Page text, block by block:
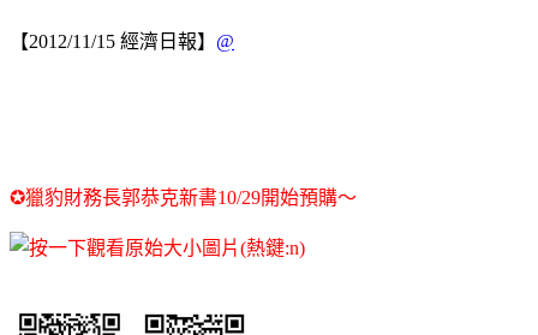
【2012/11/15 經濟日報】 @
✪獵豹財務長郭恭克新書10/29開始預購～